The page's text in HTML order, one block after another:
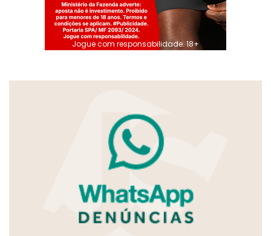
Jogue com responsabilidade. 18+